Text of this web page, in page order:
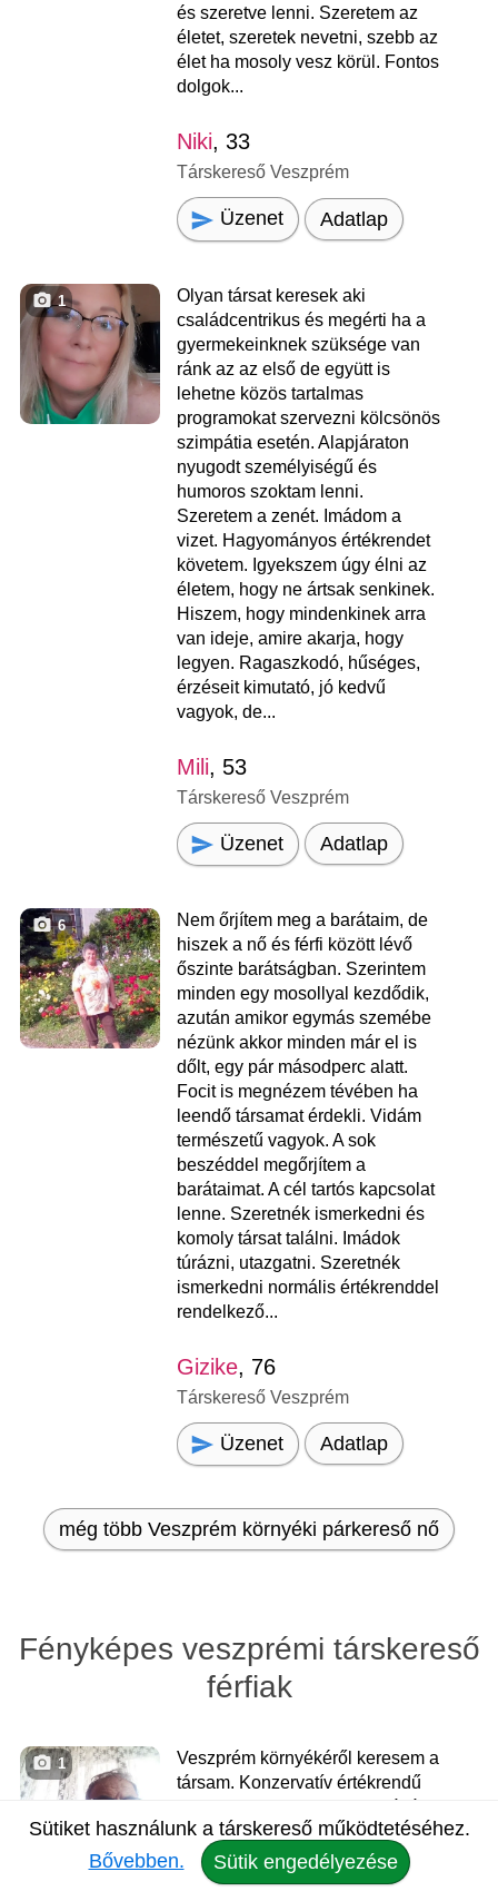
és szeretve lenni. Szeretem az
életet, szeretek nevetni, szebb az
élet ha mosoly vesz körül. Fontos
dolgok...
Niki, 33
Társkereső Veszprém
Üzenet Adatlap
1
Olyan társat keresek aki
családcentrikus és megérti ha a
gyermekeinknek szüksége van
ránk az az első de együtt is
lehetne közös tartalmas
programokat szervezni kölcsönös
szimpátia esetén. Alapjáraton
nyugodt személyiségű és
humoros szoktam lenni.
Szeretem a zenét. Imádom a
vizet. Hagyományos értékrendet
követem. Igyekszem úgy élni az
életem, hogy ne ártsak senkinek.
Hiszem, hogy mindenkinek arra
van ideje, amire akarja, hogy
legyen. Ragaszkodó, hűséges,
érzéseit kimutató, jó kedvű
vagyok, de...
Mili, 53
Társkereső Veszprém
Üzenet Adatlap
6
Nem őrjítem meg a barátaim, de
hiszek a nő és férfi között lévő
őszinte barátságban. Szerintem
minden egy mosollyal kezdődik,
azután amikor egymás szemébe
nézünk akkor minden már el is
dőlt, egy pár másodperc alatt.
Focit is megnézem tévében ha
leendő társamat érdekli. Vidám
természetű vagyok. A sok
beszéddel megőrjítem a
barátaimat. A cél tartós kapcsolat
lenne. Szeretnék ismerkedni és
komoly társat találni. Imádok
túrázni, utazgatni. Szeretnék
ismerkedni normális értékrenddel
rendelkező...
Gizike, 76
Társkereső Veszprém
Üzenet Adatlap
még több Veszprém környéki párkereső nő
Fényképes veszprémi társkereső
férfiak
1
Veszprém környékéről keresem a
társam. Konzervatív értékrendű
vagyok. Kedves, romantikus
vagyok. A személyes találkozás
híve vagyok. Ismerkedjünk,
Sütiket használunk a társkereső működtetéséhez.
Bővebben.
Sütik engedélyezése